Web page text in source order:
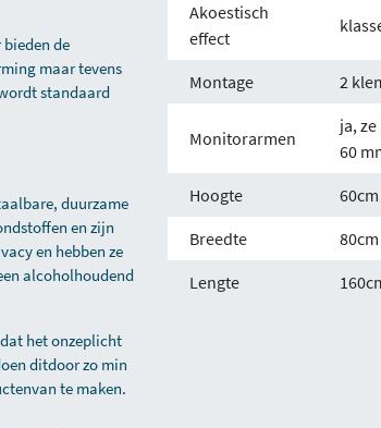
de
maar tevens
standaard
duurzame
en zijn
en hebben ze
alcoholhoudend
het onzeplicht
ditdoor zo min
te maken.
Akoestisch
effect
Montage 2
Monitorarmen
ja,
60
Hoogte
60cm
Breedte
80cm
Lengte